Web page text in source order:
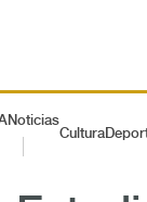
Noticias
Cultura